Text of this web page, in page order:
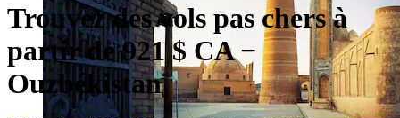
Trouvez des vols pas chers à
partir de 921 $ CA −
Ouzbékistan